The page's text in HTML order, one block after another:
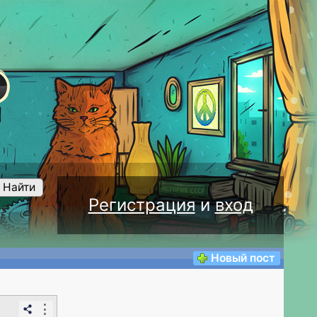
Регистрацияивход
Найти
Новый пост
⋮